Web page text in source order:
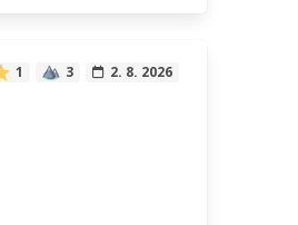
1 3 2. 8. 2026